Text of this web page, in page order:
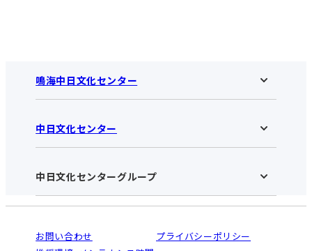
鳴海中日文化センター
鳴海中日文化センターHOME
お知らせ
アクセス･営業時間
お申し込みの流れ
入会と受講のご案内
中日文化センター
中日文化センターHOME
中日文化センターとは
受講規約・会員特典
ご利用ガイド
オンライン講座受講の手順
中日文化センターグループ
南大高
犬山
お問い合わせ
プライバシーポリシー